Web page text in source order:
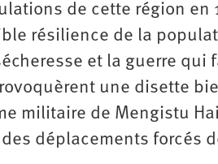
de cette région en
résilience de la
et la guerre qui
une disette
militaire de Mengistu
déplacements forcés